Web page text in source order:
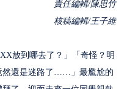
責任編輯/陳思竹
核稿編輯/王子維
放到哪去了？」「奇怪？明
然還是迷路了……」最尷尬的